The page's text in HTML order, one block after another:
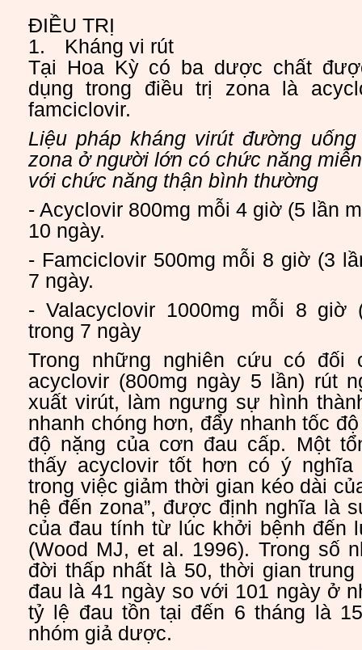
ĐIỀU TRỊ
1.
Kháng vi rút
Tại Hoa Kỳ có ba dược chất
dụng trong điều trị zona là
famciclovir.
Liệu pháp kháng virút đường
zona ở người lớn có chức năng
với chức năng thận bình thường
- Acyclovir 800mg mỗi 4 giờ (5 lần
10 ngày.
- Famciclovir 500mg mỗi 8 giờ (3
7 ngày.
- Valacyclovir 1000mg mỗi 8 giờ
trong 7 ngày
Trong những nghiên cứu có đối
acyclovir (800mg ngày 5 lần) rút
xuất virút, làm ngưng sự hình
nhanh chóng hơn, đẩy nhanh tốc
độ nặng của cơn đau cấp. Một
thấy acyclovir tốt hơn có ý
trong việc giảm thời gian kéo dài
hệ đến zona”, được định nghĩa là
của đau tính từ lúc khởi bệnh đến
(Wood MJ, et al. 1996). Trong số
đời thấp nhất là 50, thời gian
đau là 41 ngày so với 101 ngày ở
tỷ lệ đau tồn tại đến 6 tháng là
nhóm giả dược.